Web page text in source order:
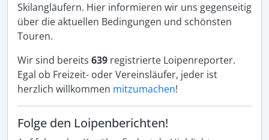
Skilangläufern. Hier informieren wir uns gegenseitig
über die aktuellen Bedingungen und schönsten
Touren.
Wir sind bereits 639 registrierte Loipenreporter.
Egal ob Freizeit- oder Vereinsläufer, jeder ist
herzlich willkommen mitzumachen!
Folge den Loipenberichten!